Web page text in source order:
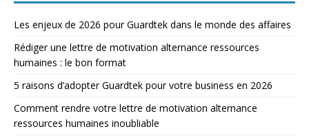
Les enjeux de 2026 pour Guardtek dans le monde des affaires
Rédiger une lettre de motivation alternance ressources
humaines : le bon format
5 raisons d’adopter Guardtek pour votre business en 2026
Comment rendre votre lettre de motivation alternance
ressources humaines inoubliable